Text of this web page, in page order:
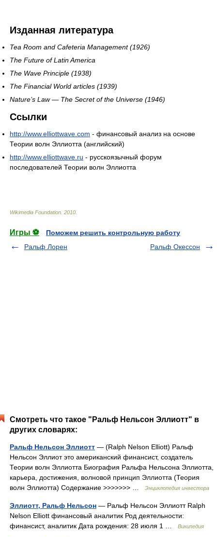
Изданная литература
Tea Room and Cafeteria Management (1926)
The Future of Latin America
The Wave Principle (1938)
The Financial World articles (1939)
Nature’s Law — The Secret of the Universe (1946)
Ссылки
http://www.elliottwave.com - финансовый анализ на основе
Теории волн Эллиотта (английский)
http://www.elliottwave.ru - русскоязычный форум
последователей Теории волн Эллиотта
Wikimedia Foundation 2010
Игры ⚽
Поможем решить контрольную работу
Ральф Лорен
Ральф Окессон
Смотреть что такое "Ральф Нельсон Эллиотт" в
других словарях:
Ральф Нельсон Эллиотт — (Ralph Nelson Elliott) Ральф
Нельсон Эллиот это американский финансист, создатель
Теории волн Эллиотта Биография Ральфа Нельсона Эллиотта,
карьера, достижения, волновой принцип Эллиотта (Теория
волн Эллиотта) Содержание >>>>>>> …
Энциклопедия инвестора
Эллиотт, Ральф Нельсон — Ральф Нельсон Эллиотт Ralph
Nelson Elliott финансовый аналитик Род деятельности:
финансист, аналитик Дата рождения: 28 июля 1 …
Википедия